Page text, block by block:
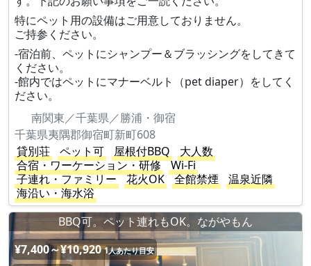
特にペット用の設備はご用意しておりません。
ご持参ください。
-宿泊前、ペットにシャンプー＆ブラッシングをしてきて
ください。
-館内ではペットにマナーベルト（pet diaper）をしてく
ださい。
南関東／千葉県／勝浦・御宿
千葉県夷隅郡御宿町新町608
貸別荘
ペット可 屋根付BBQ
大人数
合宿・ワーケーション・研修
Wi-Fi
子連れ・ファミリー
花火OK 全館禁煙
温泉近隣
海沿い・海水浴
BBQ可。ペット連れもOK。ながやもん
¥7,400～¥10,920 1人あたり目安